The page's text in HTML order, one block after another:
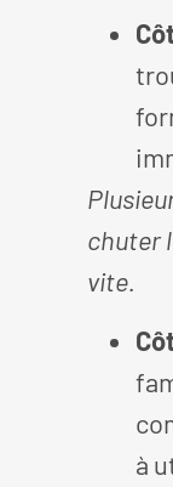
chuter
vite.
à